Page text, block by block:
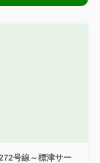
号線～標津サー